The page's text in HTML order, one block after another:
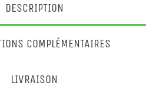
DESCRIPTION
COMPLÉMENTAIRES
LIVRAISON